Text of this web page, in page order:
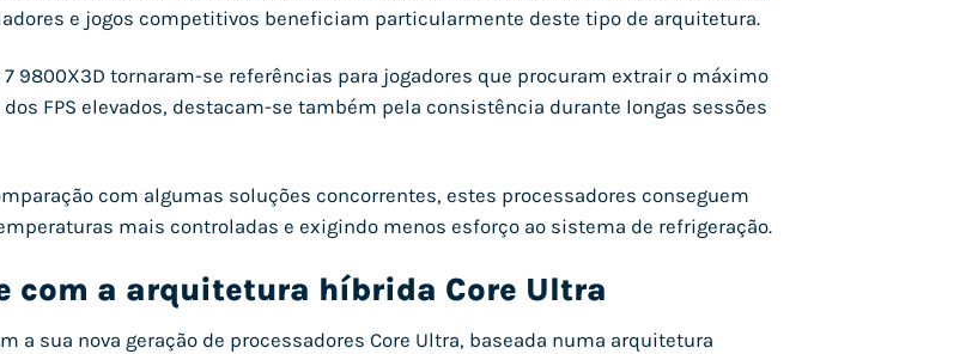
e jogos competitivos beneficiam particularmente deste tipo de arquitetura.
7 9800X3D tornaram-se referências para jogadores que procuram extrair o máximo
FPS elevados, destacam-se também pela consistência durante longas sessões
com algumas soluções concorrentes, estes processadores conseguem
mais controladas e exigindo menos esforço ao sistema de refrigeração.
com a arquitetura híbrida Core Ultra
a sua nova geração de processadores Core Ultra, baseada numa arquitetura